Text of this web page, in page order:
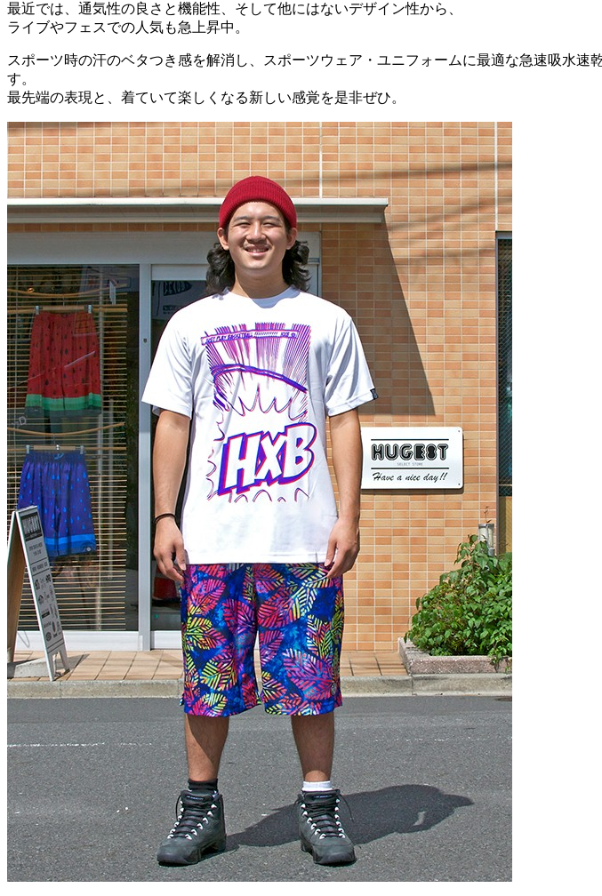
最近では、通気性の良さと機能性、そして他にはないデザイン性から、
ライブやフェスでの人気も急上昇中。
スポーツ時の汗のベタつき感を解消し、スポーツウェア・ユニフォームに最適な急速吸水
す。
最先端の表現と、着ていて楽しくなる新しい感覚を是非ぜひ。